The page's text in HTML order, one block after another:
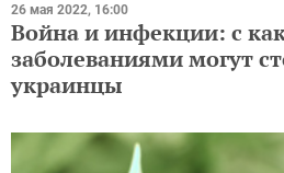
26 мая 2022, 16:00
Война и инфекции: с
заболеваниями могут
украинцы